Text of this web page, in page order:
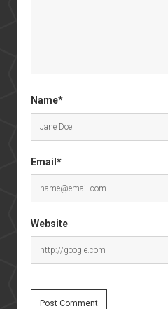
Name*
Email*
Website